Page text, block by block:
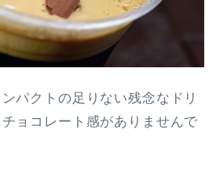
パクトの足りない残念なドリ
ョコレート感がありませんで